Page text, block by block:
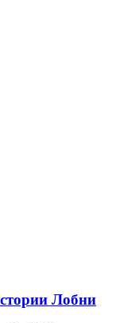
Лобни